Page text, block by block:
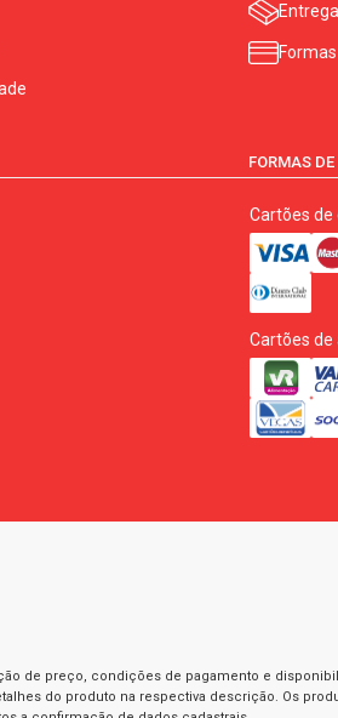
FORMAS
Cartões de
Cartões
de preço, condições de pagamento e
do produto na respectiva descrição. Os